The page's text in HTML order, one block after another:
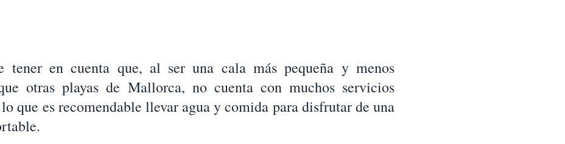
tener en cuenta que, al ser una cala más pequeña y menos
otras playas de Mallorca, no cuenta con muchos servicios
que es recomendable llevar agua y comida para disfrutar de una